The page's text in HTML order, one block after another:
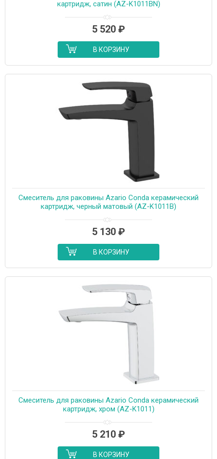
картридж, сатин (AZ-K1011BN)
5 520 ₽
В КОРЗИНУ
Cмеситель для раковины Azario Conda керамический
картридж, черный матовый (AZ-K1011B)
5 130 ₽
В КОРЗИНУ
Cмеситель для раковины Azario Conda керамический
картридж, хром (AZ-K1011)
5 210 ₽
В КОРЗИНУ